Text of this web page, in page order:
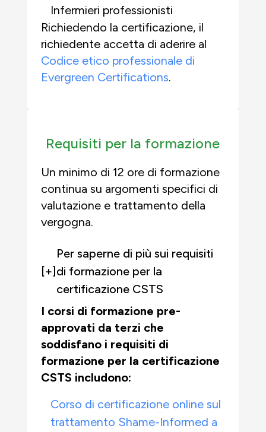
Infermieri professionisti
Richiedendo la certificazione, il
richiedente accetta di aderire al
Codice etico professionale di
Evergreen Certifications.
Requisiti per la formazione
Un minimo di 12 ore di formazione
continua su argomenti specifici di
valutazione e trattamento della
vergogna.
[+]
Per saperne di più sui requisiti
di formazione per la
certificazione CSTS
I corsi di formazione pre-
approvati da terzi che
soddisfano i requisiti di
formazione per la certificazione
CSTS includono:
Corso di certificazione online sul
trattamento Shame-Informed a